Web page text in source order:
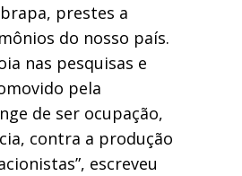
prestes a
do nosso país.
nas pesquisas e
pela
de ser ocupação,
contra a produção
escreveu